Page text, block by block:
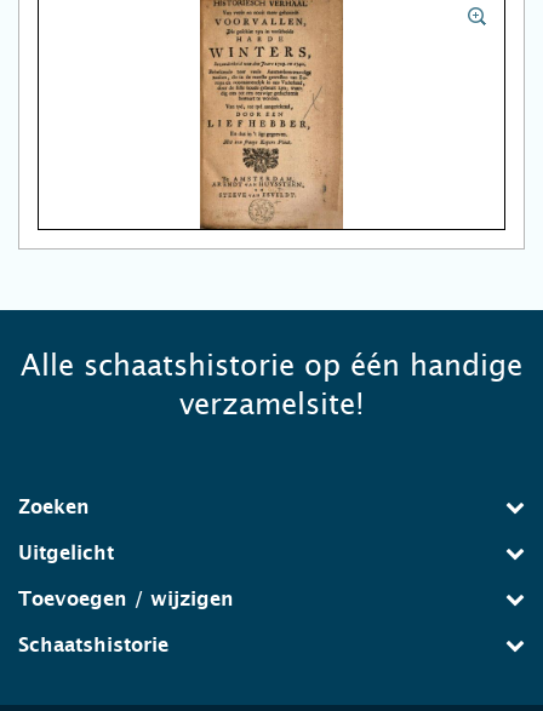
Alle schaatshistorie op één handige
verzamelsite!
Zoeken
Uitgelicht
Toevoegen / wijzigen
Schaatshistorie